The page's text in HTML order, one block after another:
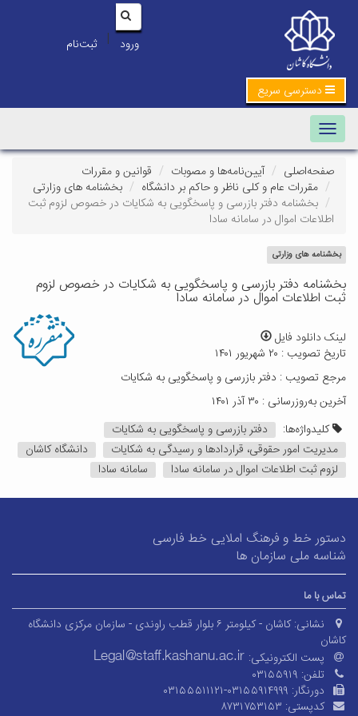
ورود | ثبت‌نام
دسترسی سریع
Toggle navigation
صفحه‌اصلی آیین‌نامه‌ها و مصوبات
قوانین و مقررات
مقررات عام و کلی ناظر و حاکم بر دانشگاه
بخشنامه های وزارتی
بخشنامه دفتر بازرسی و پاسخگویی به شکایات در خصوص لزوم ثبت
اطلاعات اموال در سامانه سادا
بخشنامه های وزارتی
بخشنامه دفتر بازرسی و پاسخگویی به شکایات در خصوص لزوم
ثبت اطلاعات اموال در سامانه سادا
لینک دانلود فایل
تاریخ تصویب : ۲۰ شهریور ۱۴۰۱
مرجع تصویب : دفتر بازرسی و پاسخگویی به شکایات
آخرین به‌روزرسانی : ۳۰ آذر ۱۴۰۱
کلیدواژه‌ها:
دفتر بازرسی و پاسخگویی به شکایات
مدیریت امور حقوقی، قراردادها و رسیدگی به شکایات
دانشگاه کاشان
لزوم ثبت اطلاعات اموال در سامانه سادا
سامانه سادا
دستور خط و فرهنگ املایی خط فارسی
شناسه ملی سازمان ها
تماس با ما
نشانی:
کاشان - کیلومتر ۶ بلوار قطب راوندی - سازمان مرکزی دانشگاه
کاشان
پست الکترونیکی:
تلفن: ۰۳۱۵۵۹۱۹
دورنگار: ۰۳۱۵۵۵۱۱۱۲۱-۰۳۱۵۵۹۱۴۹۹۹
کدپستی: ۸۷۳۱۷۵۳۱۵۳